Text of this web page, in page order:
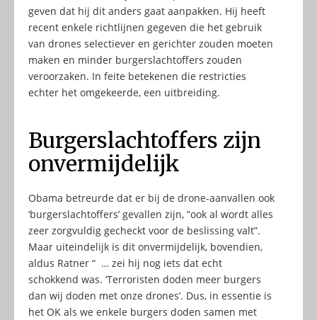
geven dat hij dit anders gaat aanpakken. Hij heeft
recent enkele richtlijnen gegeven die het gebruik
van drones selectiever en gerichter zouden moeten
maken en minder burgerslachtoffers zouden
veroorzaken. In feite betekenen die restricties
echter het omgekeerde, een uitbreiding.
Burgerslachtoffers zijn
onvermijdelijk
Obama betreurde dat er bij de drone-aanvallen ook
‘burgerslachtoffers’ gevallen zijn, “ook al wordt alles
zeer zorgvuldig gecheckt voor de beslissing valt”.
Maar uiteindelijk is dit onvermijdelijk, bovendien,
aldus Ratner “ … zei hij nog iets dat echt
schokkend was. ‘Terroristen doden meer burgers
dan wij doden met onze drones’. Dus, in essentie is
het OK als we enkele burgers doden samen met